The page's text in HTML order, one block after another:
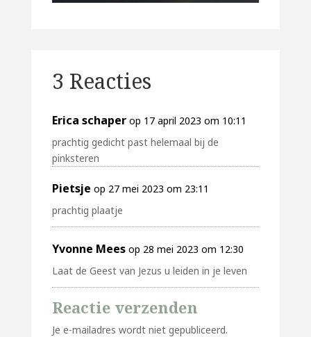
3 Reacties
Erica schaper op 17 april 2023 om 10:11
prachtig gedicht past helemaal bij de
pinksteren
Pietsje op 27 mei 2023 om 23:11
prachtig plaatje
Yvonne Mees op 28 mei 2023 om 12:30
Laat de Geest van Jezus u leiden in je leven
Reactie verzenden
Je e-mailadres wordt niet gepubliceerd.